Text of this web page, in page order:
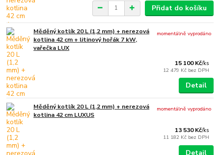
Přidat do košíku
Měděný kotlík 20 L (1,2 mm) + nerezová
kotlina 42 cm + litinový hořák 7 kW,
vařečka LUX
15 100 Kč/ks
12 479 Kč bez DPH
momentálně vyprodáno
Detail
Měděný kotlík 20 L (1,2 mm) + nerezová
kotlina 42 cm LUXUS
13 530 Kč/ks
11 182 Kč bez DPH
momentálně vyprodáno
Detail